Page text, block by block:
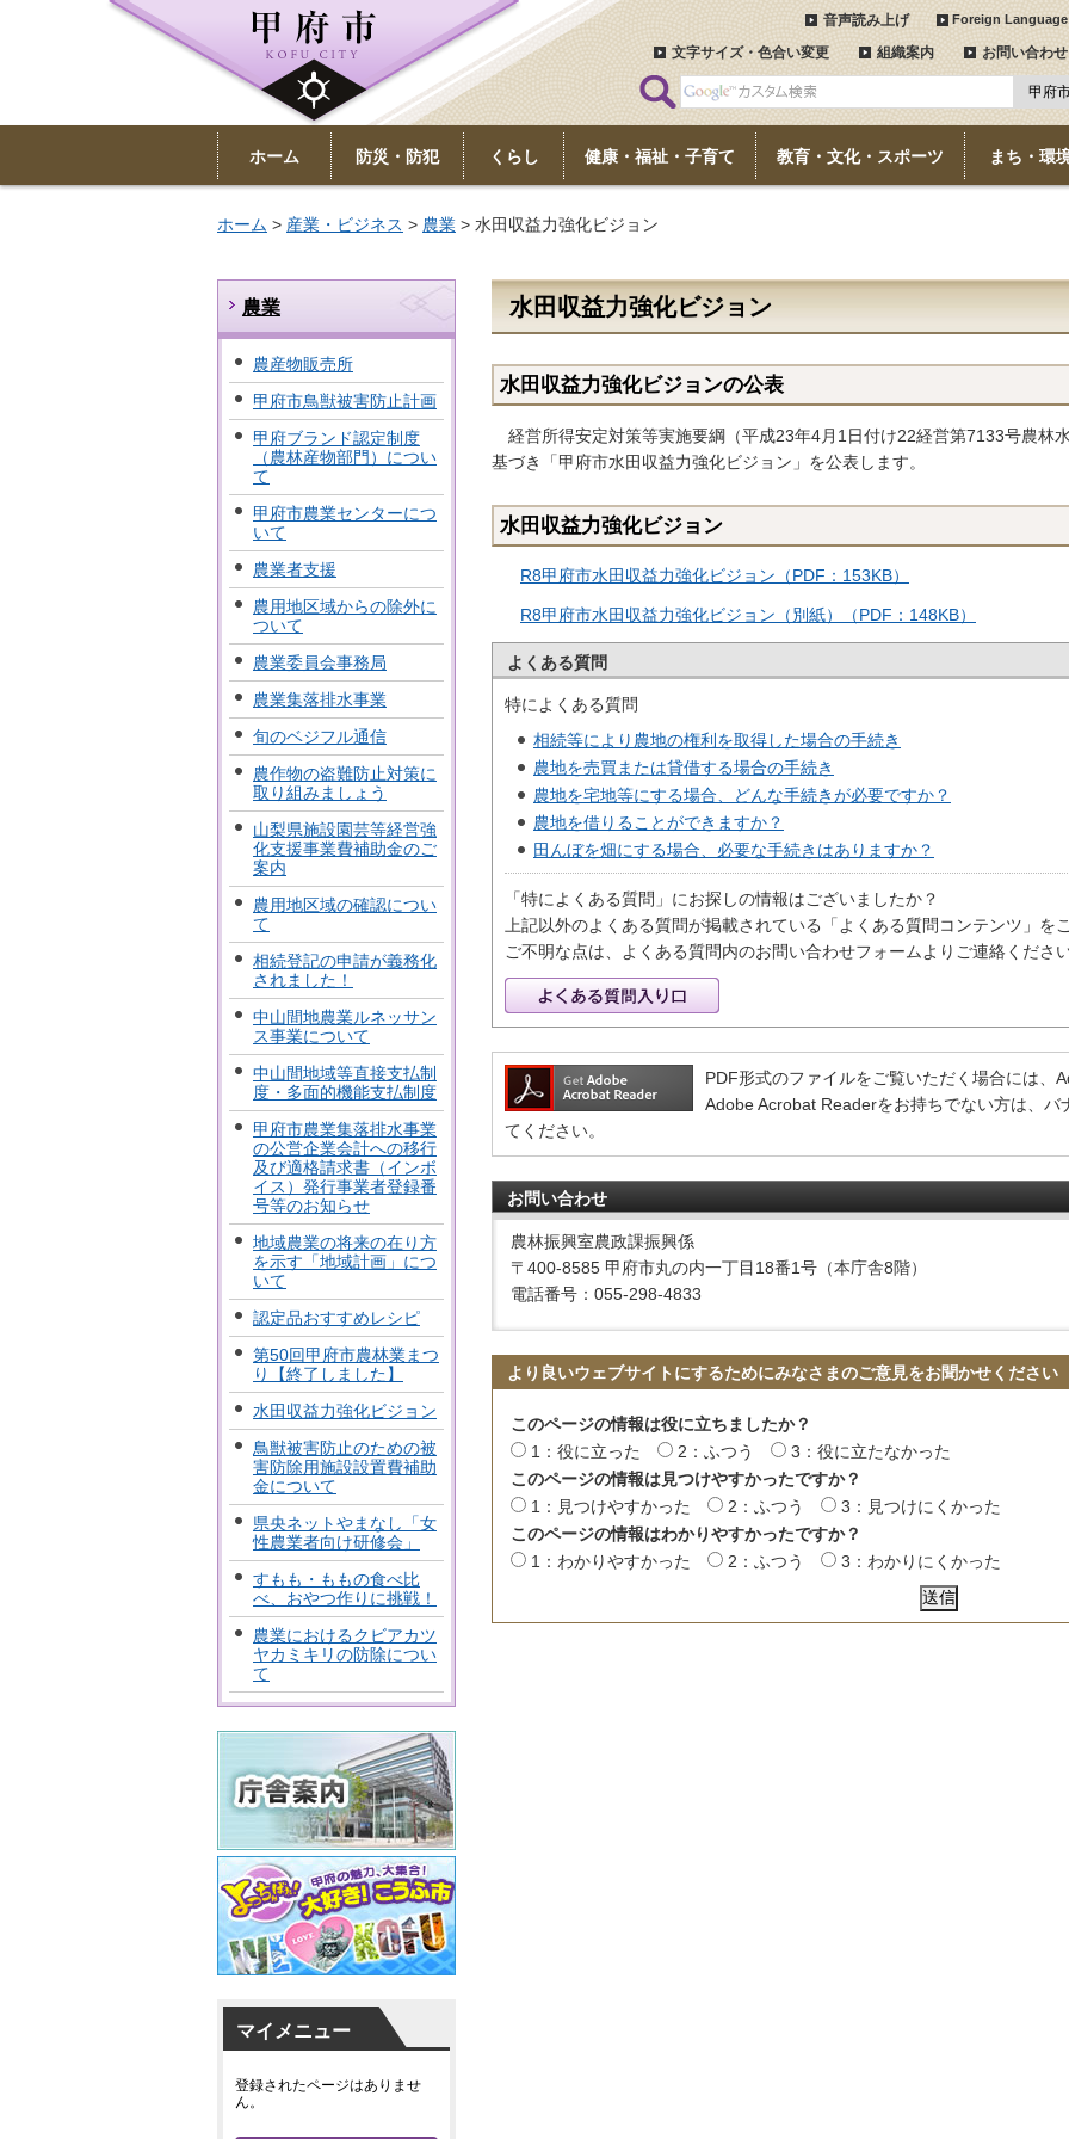
音声読み上げ Foreign Language
文字サイズ・色合い変更 組織案内 お問い合わせ
ホーム 防災・防犯 くらし 健康・福祉・子育て 教育・文化・スポーツ まち・環
ホーム > 産業・ビジネス > 農業 > 水田収益力強化ビジョン
農業
農産物販売所
甲府市鳥獣被害防止計画
甲府ブランド認定制度
（農林産物部門）につい
て
甲府市農業センターにつ
いて
農業者支援
農用地区域からの除外に
ついて
農業委員会事務局
農業集落排水事業
旬のベジフル通信
農作物の盗難防止対策に
取り組みましょう
山梨県施設園芸等経営強
化支援事業費補助金のご
案内
農用地区域の確認につい
て
相続登記の申請が義務化
されました！
中山間地農業ルネッサン
ス事業について
中山間地域等直接支払制
度・多面的機能支払制度
甲府市農業集落排水事業
の公営企業会計への移行
及び適格請求書（インボ
イス）発行事業者登録番
号等のお知らせ
地域農業の将来の在り方
を示す「地域計画」につ
いて
認定品おすすめレシピ
第50回甲府市農林業まつ
り【終了しました】
水田収益力強化ビジョン
鳥獣被害防止のための被
害防除用施設設置費補助
金について
県央ネットやまなし「女
性農業者向け研修会」
すもも・ももの食べ比
べ、おやつ作りに挑戦！
農業におけるクビアカツ
ヤカミキリの防除につい
て
マイメニュー
登録されたページはありませ
ん。
水田収益力強化ビジョン
水田収益力強化ビジョンの公表
経営所得安定対策等実施要綱（平成23年4月1日付け22経営第7133号農林
基づき「甲府市水田収益力強化ビジョン」を公表します。
水田収益力強化ビジョン
R8甲府市水田収益力強化ビジョン（PDF：153KB）
R8甲府市水田収益力強化ビジョン（別紙）（PDF：148KB）
よくある質問
特によくある質問
相続等により農地の権利を取得した場合の手続き
農地を売買または貸借する場合の手続き
農地を宅地等にする場合、どんな手続きが必要ですか？
農地を借りることができますか？
田んぼを畑にする場合、必要な手続きはありますか？
「特によくある質問」にお探しの情報はございましたか？
上記以外のよくある質問が掲載されている「よくある質問コンテンツ」を
ご不明な点は、よくある質問内のお問い合わせフォームよりご連絡ください
PDF形式のファイルをご覧いただく場合には、
Adobe Acrobat Readerをお持ちでない方は、バ
てください。
お問い合わせ
農林振興室農政課振興係
〒400-8585 甲府市丸の内一丁目18番1号（本庁舎8階）
電話番号：055-298-4833
より良いウェブサイトにするためにみなさまのご意見をお聞かせください
このページの情報は役に立ちましたか？
1：役に立った
2：ふつう
3：役に立たなかった
このページの情報は見つけやすかったですか？
1：見つけやすかった
2：ふつう
3：見つけにくかった
このページの情報はわかりやすかったですか？
1：わかりやすかった
2：ふつう 3：わかりにくかった